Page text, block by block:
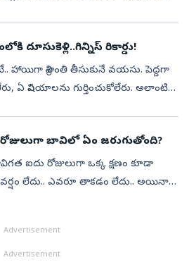
దూసుకెళ్లి..గిన్నిస్‌ రికార్డు!
హాయిగా విశ్రాంతి తీసుకునే వయసు. పెద్దగా
ఏ విషయాలను గుర్తించుకోలేరు. అలాంటి
బావిలో ఏం జరుగుతోంది?
ఐదు రోజులుగా ఒక్క క్షణం కూడా
లేదు.. ఎవరూ తాకడం లేదు.. అయినా
Advertisement
Advertisement